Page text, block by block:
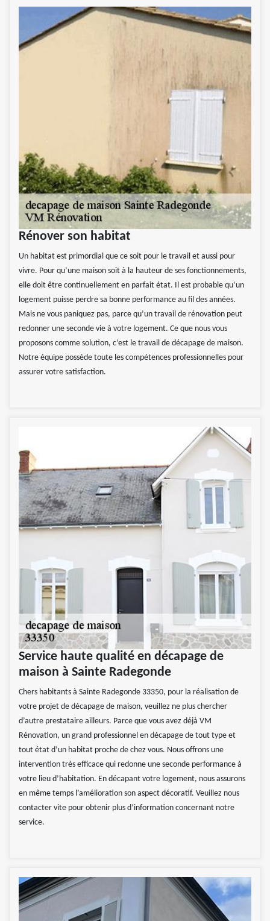
Rénover son habitat
Un habitat est primordial que ce soit pour le travail et aussi pour
vivre. Pour qu’une maison soit à la hauteur de ses fonctionnements,
elle doit être continuellement en parfait état. Il est probable qu’un
logement puisse perdre sa bonne performance au fil des années.
Mais ne vous paniquez pas, parce qu’un travail de rénovation peut
redonner une seconde vie à votre logement. Ce que nous vous
proposons comme solution, c’est le travail de décapage de maison.
Notre équipe possède toute les compétences professionnelles pour
assurer votre satisfaction.
Service haute qualité en décapage de
maison à Sainte Radegonde
Chers habitants à Sainte Radegonde 33350, pour la réalisation de
votre projet de décapage de maison, veuillez ne plus chercher
d’autre prestataire ailleurs. Parce que vous avez déjà VM
Rénovation, un grand professionnel en décapage de tout type et
tout état d’un habitat proche de chez vous. Nous offrons une
intervention très efficace qui redonne une seconde performance à
votre lieu d’habitation. En décapant votre logement, nous assurons
en même temps l’amélioration son aspect décoratif. Veuillez nous
contacter vite pour obtenir plus d’information concernant notre
service.